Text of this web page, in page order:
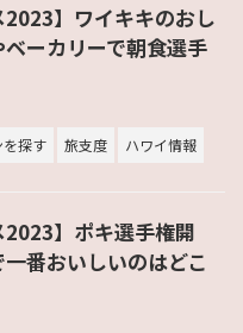
2023】ワイキキのおし
ーカリーで朝食選手
を探す 旅支度 ハワイ情報
2023】ポキ選手権開
番おいしいのはどこ